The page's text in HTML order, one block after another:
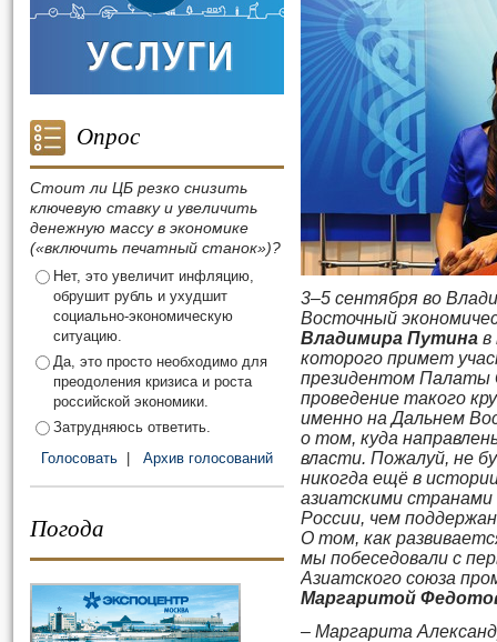
Опрос
Стоит ли ЦБ резко снизить
ключевую ставку и увеличить
денежную массу в экономике
(«включить печатный станок»)?
Нет, это увеличит инфляцию,
обрушит рубль и ухудшит
социально-экономическую
ситуацию.
Да, это просто необходимо для
преодоления кризиса и роста
российской экономики.
Затрудняюсь ответить.
Голосовать
Архив голосований
Погода
3–5 сентября во
Восточный
Владимира Путина в
которого примет
президентом Палаты
проведение такого
именно на Дальнем
о том, куда
власти. Пожалуй, не
никогда ещё в
азиатскими
России, чем
О том, как
мы побеседовали с
Азиатского союза
Маргаритой
– Маргарита